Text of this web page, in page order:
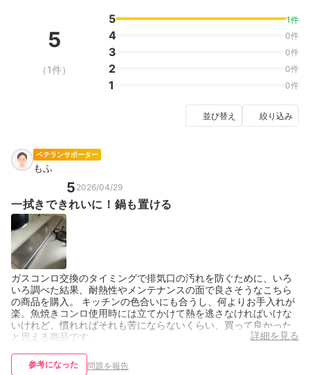
5
（1件）
5 1件
4 0件
3 0件
2 0件
1 0件
並び替え 絞り込み
ベテランサポーター
もふ
5 2026/04/29
一拭きできれいに！鍋も置ける
ガスコンロ交換のタイミングで排気口の汚れを防ぐために、いろ
いろ調べた結果、耐熱性やメンテナンスの面で良さそうなこちら
の商品を購入。 キッチンの色合いにも合うし、何よりお手入れが
楽。魚焼きコンロ使用時には立てかけて熱を逃さなければいけな
いけれど、慣れればそれも苦にならないくらい、買って良かった
と思える商品です。
詳細を見る
参考になった 問題を報告